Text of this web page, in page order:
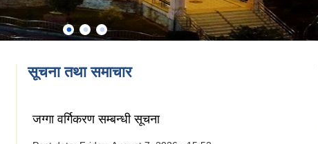
सूचना तथा समाचार
जग्गा वर्गिकरण सम्बन्धी सूचना